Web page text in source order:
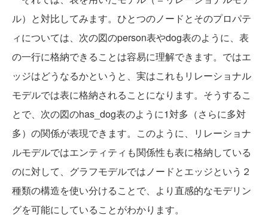
ル）と対比してみます。ひとつのノードとそのプロパテ
ィについては、次の図のperson表やdog表のように、表
の一行に格納できることは容易に理解できます。ではエ
ッジはどうなるかというと、実はこれもリレーショナル
モデルでは表に格納されることになります。そうするこ
とで、次の図のhas_dog表のように1対多（さらに多対
多）の関係が表現できます。このように、リレーショナ
ルモデルではエンティティも関係性も表に格納している
のに対して、グラフモデルではノードとエッジという２
種類の構造を使い分けることで、より直感的なモデリン
グを可能にしていることがわかります。